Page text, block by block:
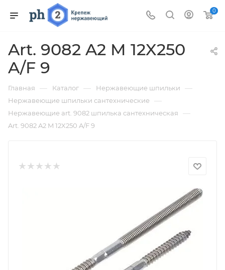
0
Art. 9082 A2 M 12X250
A/F 9
Главная — Каталог — Нержавеющие шпильки —
Нержавеющие шпильки сантехнические —
Нержавеющие art. 9082 шпилька сантехническая —
Art. 9082 A2 M 12X250 A/F 9